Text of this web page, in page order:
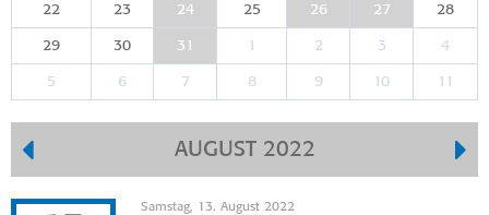
22 23 24 25 26 27 28
29 30 31 1 2 3 4
5 6 7 8 9 10 11
AUGUST 2022
Samstag, 13. August 2022